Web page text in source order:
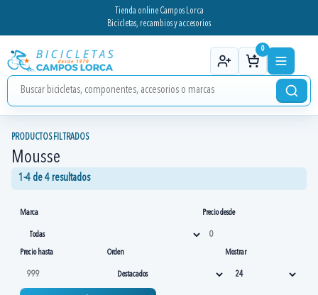
Tienda online Campos Lorca
Bicicletas, recambios y accesorios
0
PRODUCTOS FILTRADOS
Mousse
1-4 de 4 resultados
Marca Precio desde
Precio hasta Orden Mostrar